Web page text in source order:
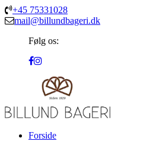
+45 75331028
mail@billundbageri.dk
Følg os:
Forside